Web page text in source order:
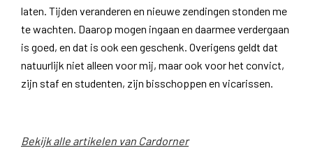
laten. Tijden veranderen en nieuwe zendingen stonden me
te wachten. Daarop mogen ingaan en daarmee verdergaan
is goed, en dat is ook een geschenk. Overigens geldt dat
natuurlijk niet alleen voor mij, maar ook voor het convict,
zijn staf en studenten, zijn bisschoppen en vicarissen.
Bekijk alle artikelen van Cardorner